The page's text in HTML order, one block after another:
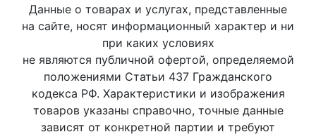
Данные о товарах и услугах, представленные
на сайте, носят информационный характер и ни
при каких условиях
не являются публичной офертой, определяемой
положениями Статьи 437 Гражданского
кодекса РФ. Характеристики и изображения
товаров указаны справочно, точные данные
зависят от конкретной партии и требуют